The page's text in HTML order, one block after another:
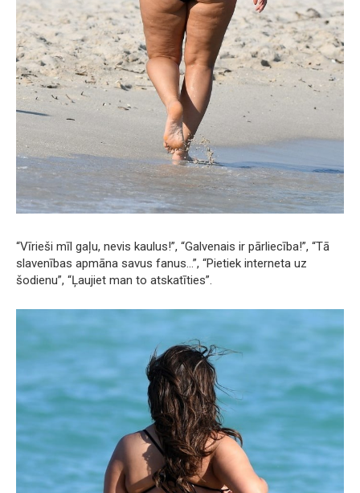
“Vīrieši mīl gaļu, nevis kaulus!”, “Galvenais ir pārliecība!”, “Tā
slavenības apmāna savus fanus…”, “Pietiek interneta uz
šodienu”, “Ļaujiet man to atskatīties”.